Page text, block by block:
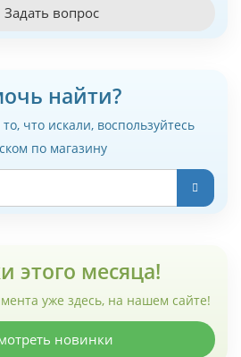
Задать вопрос
найти?
что искали, воспользуйтесь
по магазину
этого месяца!
уже здесь, на нашем сайте!
новинки